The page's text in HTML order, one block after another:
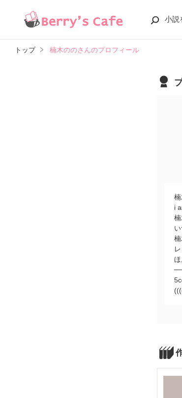
小説
トップ 楠木ののさんのプロフィール
i